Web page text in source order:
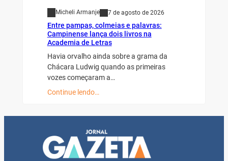
Micheli Armanje 7 de agosto de 2026
Entre pampas, colmeias e palavras:
Campinense lança dois livros na
Academia de Letras
Havia orvalho ainda sobre a grama da
Chácara Ludwig quando as primeiras
vozes começaram a…
Continue lendo…